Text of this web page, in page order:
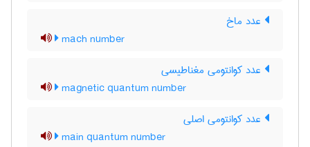
عدد ماخ
mach number
عدد کوانتومی مغناطیسی
magnetic quantum number
عدد کوانتومی اصلی
main quantum number